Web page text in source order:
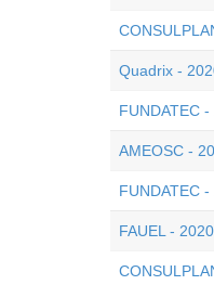
Quadrix -
FUNDATEC
AMEOSC -
FUNDATEC
FAUEL -